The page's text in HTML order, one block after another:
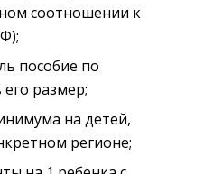
соотношении к
пособие по
размер;
на детей,
регионе;